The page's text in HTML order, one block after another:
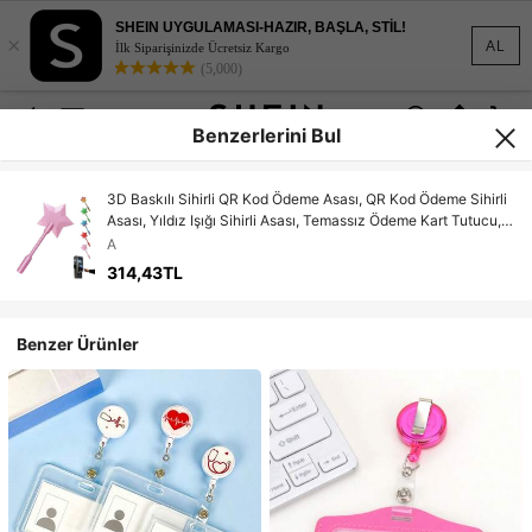
AL
×
SHEIN UYGULAMASI-HAZIR, BAŞLA, STİL!
İlk Siparişinizde Ücretsiz Kargo
(5,000)
Benzerlerini Bul
3D Baskılı Sihirli QR Kod Ödeme Asası, QR Kod Ödeme Sihirli
Asası, Yıldız Işığı Sihirli Asası, Temassız Ödeme Kart Tutucu,
Kartlı Ödeme Senaryoları İçin Uygun (Kendi Kendine Montaj
Gereklidir)
A
314,43TL
Benzer Ürünler